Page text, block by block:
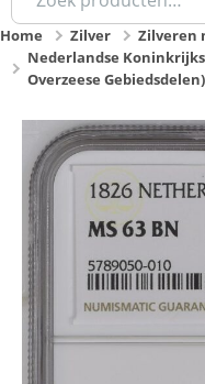
naar:
Home Zilver
Zilveren
Nederlandse
Overzeese Gebiedsdelen)